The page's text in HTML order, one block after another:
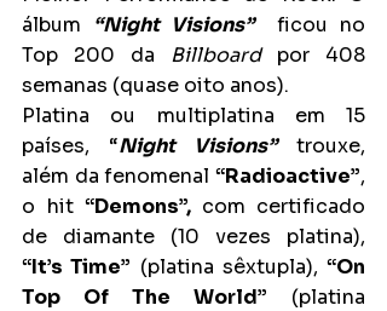
álbum
“Night Visions”
ficou no
Top 200 da Billboard por 408
semanas (quase oito anos).
Platina ou multiplatina em 15
países, “Night Visions” trouxe,
além da fenomenal “Radioactive”,
o hit “Demons”, com certificado
“It’s Time” (platina sêxtupla), “On
Top Of The World” (platina